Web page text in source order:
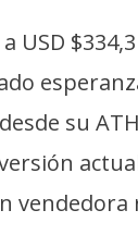
USD
su